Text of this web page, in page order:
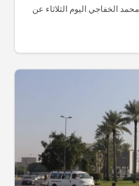
الخفاجي اليوم الثلاثاء عن